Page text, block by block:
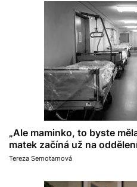
„Ale maminko, to byste
matek začíná už na
Tereza Semotamová